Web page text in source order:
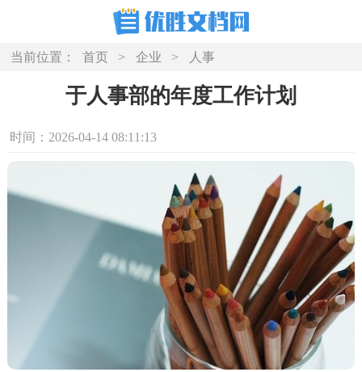
当前位置： 首页 > 企业 > 人事
于人事部的年度工作计划
时间：2026-04-14 08:11:13